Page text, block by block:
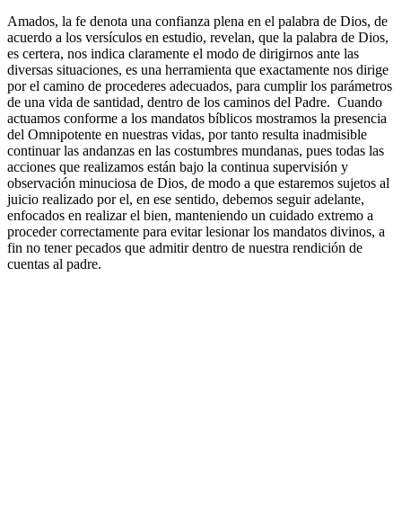
Amados, la fe denota una confianza plena en el palabra de Dios, de
acuerdo a los versículos en estudio, revelan, que la palabra de Dios,
es certera, nos indica claramente el modo de dirigirnos ante las
diversas situaciones, es una herramienta que exactamente nos dirige
por el camino de procederes adecuados, para cumplir los parámetros
de una vida de santidad, dentro de los caminos del Padre. Cuando
actuamos conforme a los mandatos bíblicos mostramos la presencia
del Omnipotente en nuestras vidas, por tanto resulta inadmisible
continuar las andanzas en las costumbres mundanas, pues todas las
acciones que realizamos están bajo la continua supervisión y
observación minuciosa de Dios, de modo a que estaremos sujetos al
juicio realizado por el, en ese sentido, debemos seguir adelante,
enfocados en realizar el bien, manteniendo un cuidado extremo a
proceder correctamente para evitar lesionar los mandatos divinos, a
fin no tener pecados que admitir dentro de nuestra rendición de
cuentas al padre.